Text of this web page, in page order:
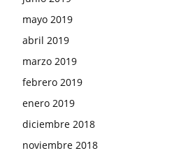
mayo 2019
abril 2019
marzo 2019
febrero 2019
enero 2019
diciembre 2018
noviembre 2018